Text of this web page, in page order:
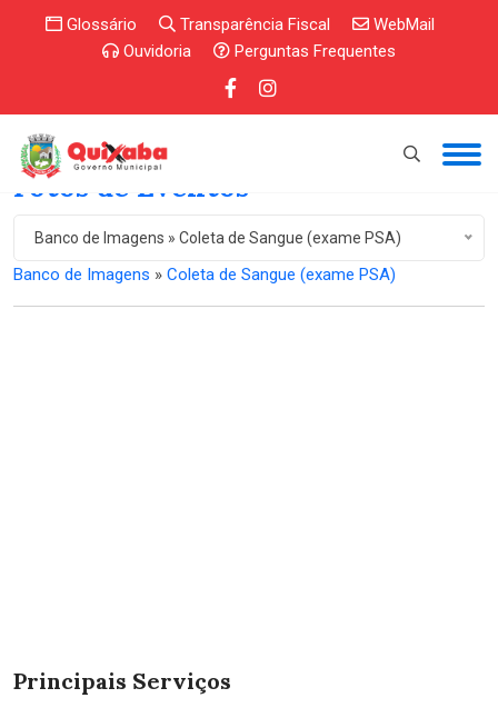
Glossário Transparência Fiscal
WebMail
Ouvidoria
Perguntas Frequentes
Fotos de Eventos
Banco de Imagens » Coleta de Sangue (exame PSA)
Banco de Imagens » Coleta de Sangue (exame PSA)
Principais Serviços